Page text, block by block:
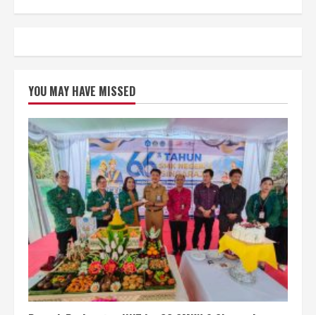
YOU MAY HAVE MISSED